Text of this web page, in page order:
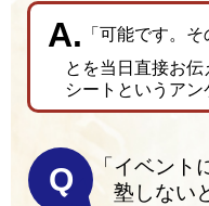
「可能です。
とを当日直接お
シートというアン
Q
「イベント
塾しない